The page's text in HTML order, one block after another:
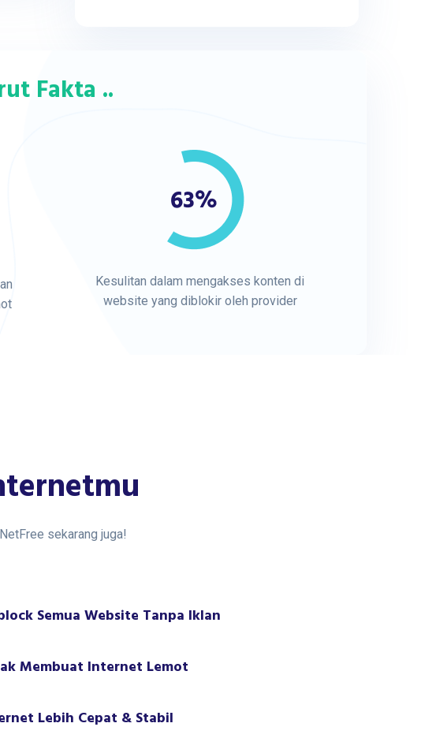
Fakta ..
Kesulitan dalam mengakses konten di
website yang diblokir oleh provider
sekarang juga!
Semua Website Tanpa Iklan
Membuat Internet Lemot
Lebih Cepat & Stabil